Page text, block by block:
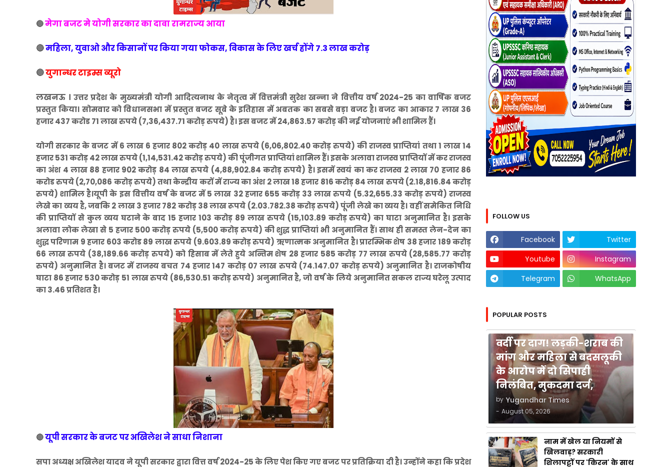
🔵मेगा बजट मे योगी सरकार का दावा रामराज्य आया
🔴महिला, युवाओ और किसानों पर किया गया फोकस, विकास के लिए खर्च होंगे 7.3 लाख करोड़
🔵युगान्धर टाइम्स व्यूरो
लखनऊ । उत्तर प्रदेश के मुख्यमंत्री योगी आदित्यनाथ के नेतृत्व में वित्तमंत्री सुरेश खन्ना ने वित्तीय वर्ष 2024-25 का वार्षिक बजट
प्रस्तुत किया। सोमवार को विधानसभा में प्रस्तुत बजट सूबे के इतिहास में अबतक का सबसे बड़ा बजट है। बजट का आकार 7 लाख 36
हजार 437 करोड 71 लाख रुपये (7,36,437.71 करोड़ रुपये) है। इस बजट में 24,863.57 करोड़ की नई योजनाएं भी शामिल हैं।
योगी सरकार के बजट में 6 लाख 6 हजार 802 करोड़ 40 लाख रुपये (6,06,802.40 करोड़ रुपये) की राजस्व प्राप्तियां तथा 1 लाख 14
हजार 531 करोड़ 42 लाख रुपये (1,14,531.42 करोड़ रुपये) की पूंजीगत प्राप्तियां शामिल हैं। इसके अलावा राजस्व प्राप्तियों में कर राजस्व
का अंश 4 लाख 88 हजार 902 करोड़ 84 लाख रुपये (4,88,902.84 करोड़ रुपये) है। इसमें स्वयं का कर राजस्व 2 लाख 70 हजार 86
करोड रुपये (2,70,086 करोड़ रुपये) तथा केन्द्रीय करों में राज्य का अंश 2 लाख 18 हजार 816 करोड़ 84 लाख रुपये (2.18,816.84 करोड़
रुपये) शामिल है।यूपी के इस वित्तीय वर्ष के बजट में 5 लाख 32 हजार 655 करोड़ 33 लाख रुपये (5.32,655.33 करोड़ रुपये) राजस्व
लेखे का व्यय है, जबकि 2 लाख 3 हजार 782 करोड़ 38 लाख रूपये (2.03.782.38 करोड़ रुपये) पूंजी लेखे का व्यय है। वहीं समेकित निधि
की प्राप्तियों से कुल व्यय घटाने के बाद 15 हजार 103 करोड़ 89 लाख रुपये (15,103.89 करोड़ रुपये) का घाटा अनुमानित है। इसके
अलावा लोक लेखा से 5 हजार 500 करोड़ रुपये (5,500 करोड़ रुपये) की शुद्ध प्राप्तियां भी अनुमानित हैं। साथ ही समस्त लेन-देन का
शुद्ध परिणाम 9 हजार 603 करोड 89 लाख रुपये (9.603.89 करोड़ रुपये) ऋणात्मक अनुमानित है। प्रारम्भिक शेष 38 हजार 189 करोड़
66 लाख रुपये (38,189.66 करोड़ रुपये) को हिसाब में लेते हुये अन्तिम शेष 28 हजार 585 करोड़ 77 लाख रुपये (28,585.77 करोड़
रुपये) अनुमानित है। बजट में राजस्य बचत 74 हजार 147 करोड़ 07 लाख रुपये (74.147.07 करोड़ रुपये) अनुमानित है। राजकोषीय
घाटा 86 हजार 530 करोड़ 51 लाख रुपये (86,530.51 करोड़ रुपये) अनुमानित है, जो वर्ष के लिये अनुमानित सकल राज्य घरेलू उत्पाद
का 3.46 प्रतिशत है।
🔴यूपी सरकार के बजट पर अखिलेश ने साधा निशाना
सपा अध्यक्ष अखिलेश यादव ने यूपी सरकार द्वारा वित्त वर्ष 2024-25 के लिए पेश किए गए बजट पर प्रतिक्रिया दी है। उन्होंने कहा कि प्रदेश
FOLLOW US
Facebook
Twitter
Youtube
Instagram
Telegram
WhatsApp
POPULAR POSTS
वर्दी पर दाग! लड़की-शराब की
मांग और महिला से बदसलूकी
के आरोप में दो सिपाही
निलंबित, मुकदमा दर्ज,
by Yugandhar Times
- August 05, 2026
नाम में खेल या नियमों से
खिलवाड़? सरकारी
शिलापट्टों पर 'किरन' के साथ